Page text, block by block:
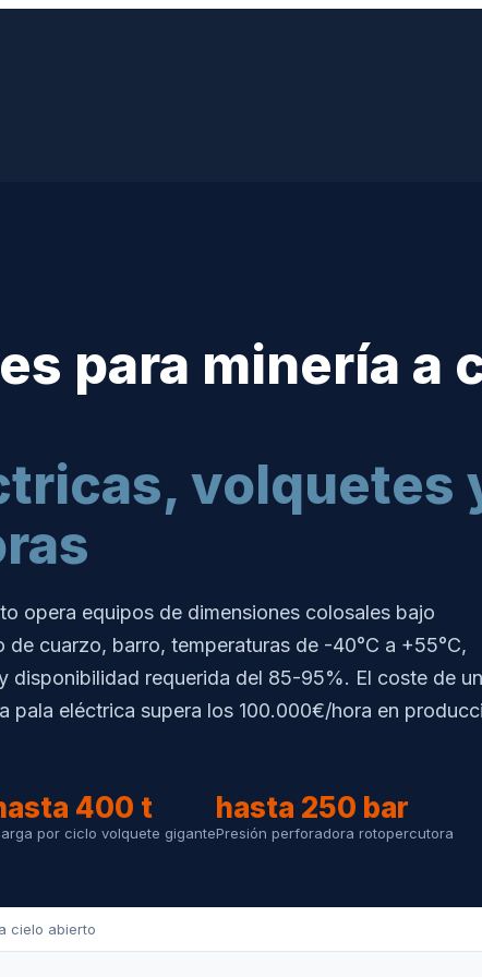
para minería a
volquetes
opera equipos de dimensiones colosales bajo
cuarzo, barro, temperaturas de -40°C a +55°C,
disponibilidad requerida del 85-95%. El coste de
pala eléctrica supera los 100.000€/hora en
400 t
por ciclo volquete gigante
hasta 250 bar
Presión perforadora rotopercutora
cielo abierto